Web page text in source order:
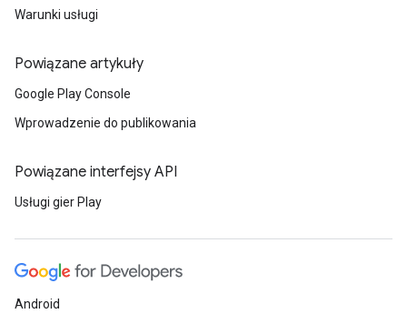
Warunki usługi
Powiązane artykuły
Google Play Console
Wprowadzenie do publikowania
Powiązane interfejsy API
Usługi gier Play
Android